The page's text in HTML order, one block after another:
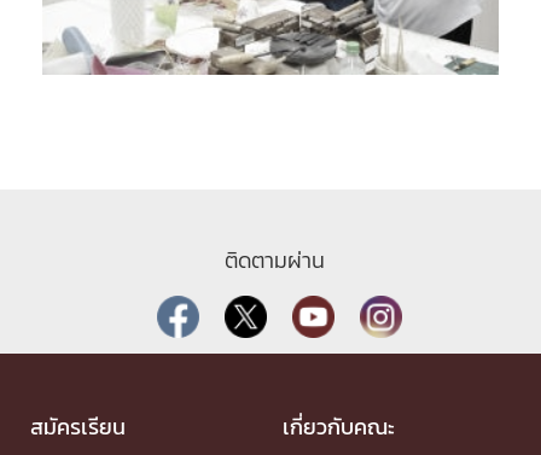
ติดตามผ่าน
สมัครเรียน เกี่ยวกับคณะ